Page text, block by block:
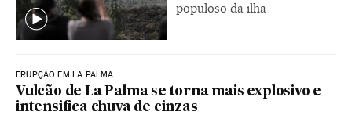
populoso da ilha
ERUPÇÃO EM LA PALMA
Vulcão de La Palma se torna mais explosivo e
intensifica chuva de cinzas